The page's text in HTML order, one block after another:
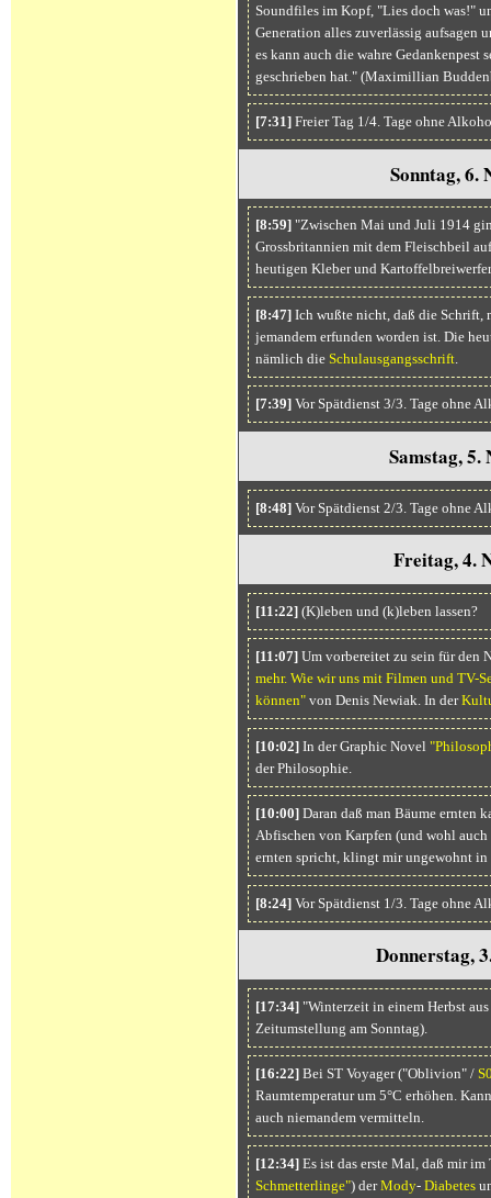
Soundfiles im Kopf, "Lies doch was!"
Generation alles zuverlässig aufsagen
es kann auch die wahre Gedankenpest
geschrieben hat." (Maximillian
[7:31]Freier Tag 1/4. Tage ohne
Sonntag, 6.
[8:59]"Zwischen Mai und Juli 1914
Grossbritannien mit dem Fleischbeil
heutigen Kleber und
[8:47]Ich wußte nicht, daß die Schrift,
jemandem erfunden worden ist. Die
nämlich die Schulausgangsschrift.
[7:39]Vor Spätdienst 3/3. Tage ohne
Samstag, 5.
[8:48]Vor Spätdienst 2/3. Tage ohne
Freitag, 4.
[11:22](K)leben und (k)leben lassen?
[11:07]Um vorbereitet zu sein für den
mehr. Wie wir uns mit Filmen und TV-
können"von Denis Newiak. In der
[10:02]In der Graphic Novel
der Philosophie.
[10:00]Daran daß man Bäume ernten
Abfischen von Karpfen (und wohl
ernten spricht, klingt mir ungewohnt in
[8:24]Vor Spätdienst 1/3. Tage ohne
Donnerstag,
[17:34]"Winterzeit in einem Herbst
Zeitumstellung am Sonntag).
[16:22]Bei ST Voyager ("Oblivion" /
Raumtemperatur um 5°C erhöhen.
auch niemandem vermitteln.
[12:34]Es ist das erste Mal, daß mir
Schmetterlinge") derMody- Diabetes